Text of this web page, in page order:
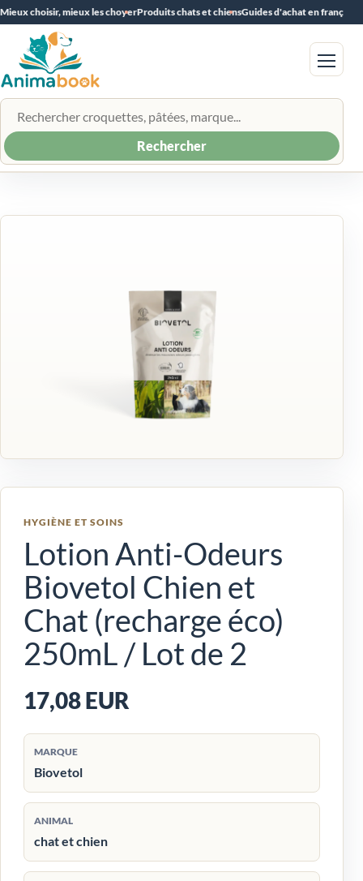
Mieux choisir, mieux les choyerProduits chats et chiensGuides d'achat en français
Rechercher un produit
Rechercher
Menu
HYGIÈNE ET SOINS
Lotion Anti-Odeurs
Biovetol Chien et
Chat (recharge éco)
250mL / Lot de 2
17,08 EUR
MARQUE
Biovetol
ANIMAL
chat et chien